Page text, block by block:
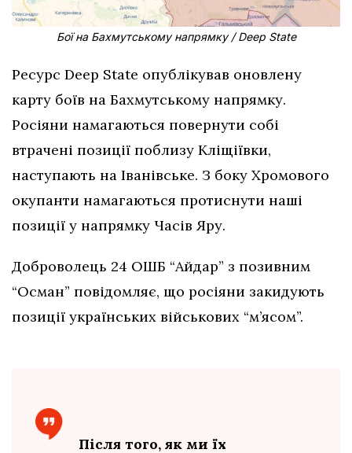
Бої на Бахмутському напрямку / Deep State
Ресурс Deep State опублікував оновлену
карту боїв на Бахмутському напрямку.
Росіяни намагаються повернути собі
втрачені позиції поблизу Кліщіївки,
наступають на Іванівське. З боку Хромового
окупанти намагаються протиснути наші
позиції у напрямку Часів Яру.
Доброволець 24 ОШБ “Айдар” з позивним
“Осман” повідомляє, що росіяни закидують
позиції українських військових “м’ясом”.
Після того, як ми їх